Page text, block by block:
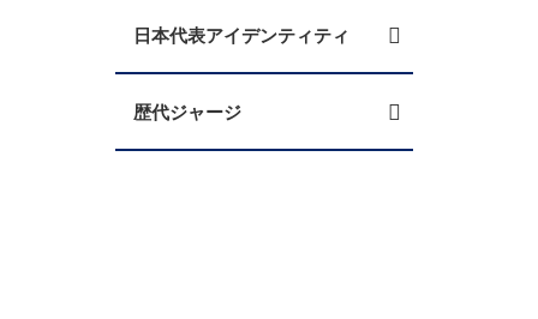
日本代表アイデンティティ
歴代ジャージ